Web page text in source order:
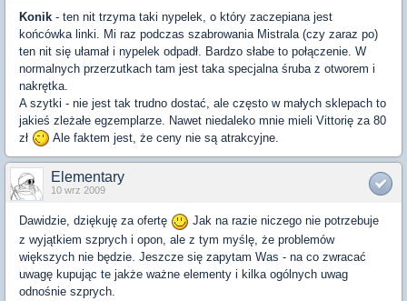
Konik - ten nit trzyma taki nypelek, o który zaczepiana jest
końcówka linki. Mi raz podczas szabrowania Mistrala (czy zaraz po)
ten nit się ułamał i nypelek odpadł. Bardzo słabe to połączenie. W
normalnych przerzutkach tam jest taka specjalna śruba z otworem i
nakrętka.
A szytki - nie jest tak trudno dostać, ale często w małych sklepach to
jakieś zleżałe egzemplarze. Nawet niedaleko mnie mieli Vittorię za 80
zł
Ale faktem jest, że ceny nie są atrakcyjne.
Elementary
10 wrz 2009
Dawidzie, dziękuję za ofertę
Jak na razie niczego nie potrzebuje
z wyjątkiem szprych i opon, ale z tym myślę, że problemów
większych nie będzie. Jeszcze się zapytam Was - na co zwracać
uwagę kupując te jakże ważne elementy i kilka ogólnych uwag
odnośnie szprych.